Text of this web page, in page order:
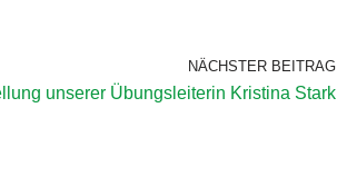
NÄCHSTER BEITRAG
unserer Übungsleiterin Kristina Stark